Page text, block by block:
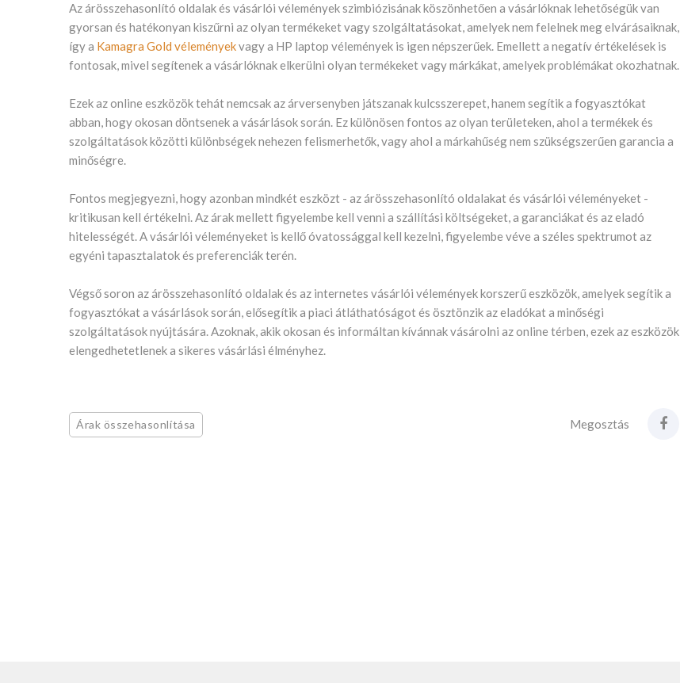
Az árösszehasonlító oldalak és vásárlói vélemények szimbiózisának köszönhetően a vásárlóknak lehetőségük van
gyorsan és hatékonyan kiszűrni az olyan termékeket vagy szolgáltatásokat, amelyek nem felelnek meg elvárásaiknak,
így a Kamagra Gold véleményekvagy a HP laptop vélemények is igen népszerűek. Emellett a negatív értékelések is
fontosak, mivel segítenek a vásárlóknak elkerülni olyan termékeket vagy márkákat, amelyek problémákat okozhatnak.
Ezek az online eszközök tehát nemcsak az árversenyben játszanak kulcsszerepet, hanem segítik a fogyasztókat
abban, hogy okosan döntsenek a vásárlások során. Ez különösen fontos az olyan területeken, ahol a termékek és
szolgáltatások közötti különbségek nehezen felismerhetők, vagy ahol a márkahűség nem szükségszerűen garancia a
minőségre.
Fontos megjegyezni, hogy azonban mindkét eszközt - az árösszehasonlító oldalakat és vásárlói véleményeket -
kritikusan kell értékelni. Az árak mellett figyelembe kell venni a szállítási költségeket, a garanciákat és az eladó
hitelességét. A vásárlói véleményeket is kellő óvatossággal kell kezelni, figyelembe véve a széles spektrumot az
egyéni tapasztalatok és preferenciák terén.
Végső soron az árösszehasonlító oldalak és az internetes vásárlói vélemények korszerű eszközök, amelyek segítik a
fogyasztókat a vásárlások során, elősegítik a piaci átláthatóságot és ösztönzik az eladókat a minőségi
szolgáltatások nyújtására. Azoknak, akik okosan és informáltan kívánnak vásárolni az online térben, ezek az eszközök
elengedhetetlenek a sikeres vásárlási élményhez.
Árak összehasonlítása Megosztás